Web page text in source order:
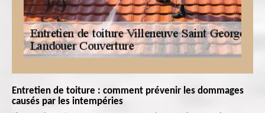
Entretien de toiture : comment prévenir les dommages
causés par les intempéries